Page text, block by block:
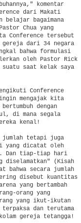
komentar
dari Makati
belajar bagaimana
Chua yang
Conference tersebut
dari 34 negara
bahwa formulasi
oleh Pastor Rick
saat kelak saya
Conference
mengajak kita
bertumbuh dengan
di mana segala
kenal!
tetapi juga
yang dicatat oleh
Dan tiap-tiap hari
diselamatkan" (Kisah
bahwa secara jumlah
disebut kuantitas
yang bertambah
orang yang
yang ikut-ikutan
dan terutama
gereja tetangga!